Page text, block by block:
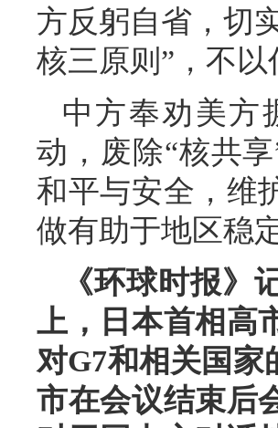
方反躬自省，切
核三原则”，不
中方奉劝美方
动，废除“核共
和平与安全，维
做有助于地区稳
《环球时报》
上，日本首相高
对G7和相关国家
市在会议结束后